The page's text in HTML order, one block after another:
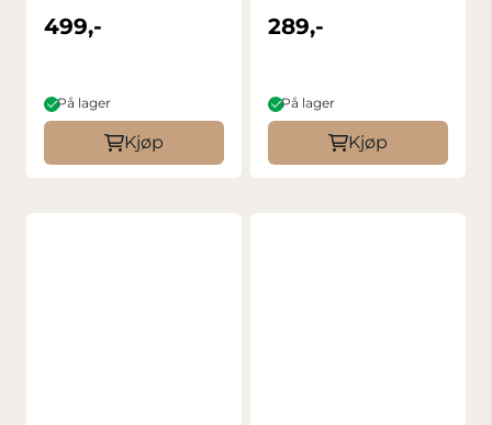
hane/hane
499,-
På lager
Kjøp
male
289,-
På lager
Kjøp